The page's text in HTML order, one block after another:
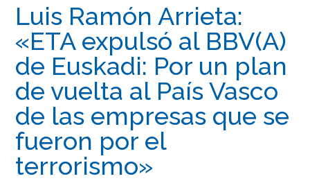
Luis Ramón Arrieta:
«ETA expulsó al BBV(A)
de Euskadi: Por un plan
de vuelta al País Vasco
de las empresas que se
fueron por el
terrorismo»